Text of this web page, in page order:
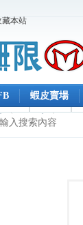
藏本站
蝦皮賣場